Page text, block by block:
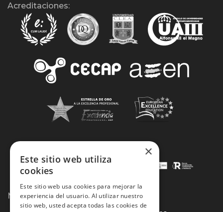
Acreditaciones:
Métodos de Pago:
×
Este sitio web utiliza
cookies
Este sitio web usa cookies para mejorar la
experiencia del usuario. Al utilizar nuestro
sitio web, usted acepta todas las cookies de